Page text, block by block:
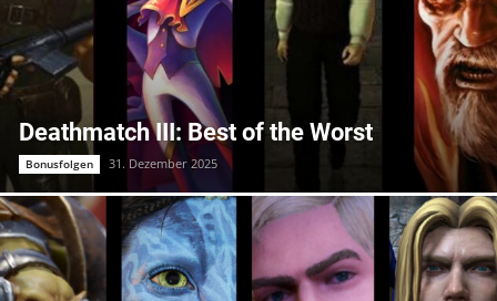
Deathmatch III: Best of the Worst
Bonusfolgen 31. Dezember 2025